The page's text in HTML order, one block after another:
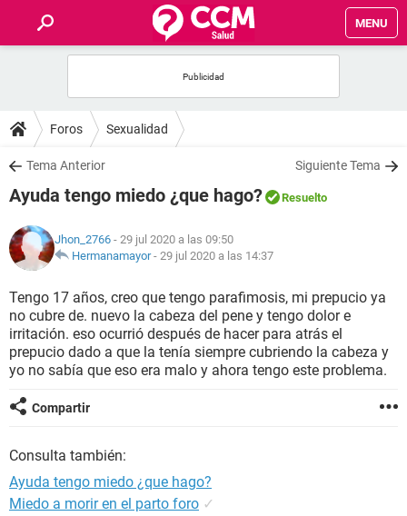
MENU
FOROS
SALUD
FAMILIA
NUTRICIÓN
BIENESTAR
SEXUALIDAD
GLOSARIO
Foros Sexualidad
Tema Anterior Siguiente Tema
Ayuda tengo miedo ¿que hago? Resuelto
Jhon_2766 - 29 jul 2020 a las 09:50
Hermanamayor- 29 jul 2020 a las 14:37
Tengo 17 años, creo que tengo parafimosis, mi prepucio ya
no cubre de. nuevo la cabeza del pene y tengo dolor e
irritación. eso ocurrió después de hacer para atrás el
prepucio dado a que la tenía siempre cubriendo la cabeza y
yo no sabía que eso era malo y ahora tengo este problema.
Compartir
Consulta también:
Ayuda tengo miedo ¿que hago?
Miedo a morir en el parto foro ✓